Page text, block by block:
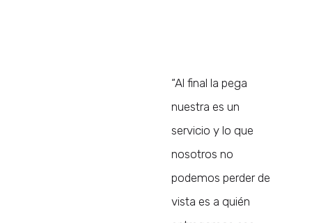
“Al final la pega
nuestra es un
servicio y lo que
nosotros no
podemos perder de
vista es a quién